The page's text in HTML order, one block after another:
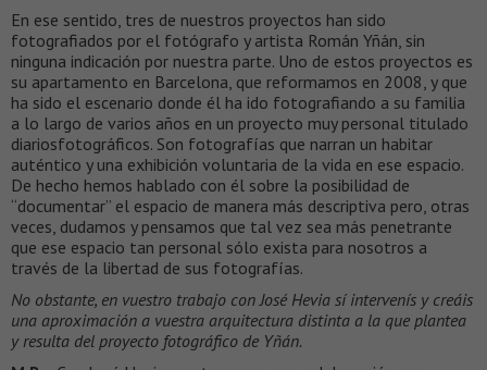
En ese sentido, tres de nuestros proyectos han sido
fotografiados por el fotógrafo y artista Román Yñán, sin
ninguna indicación por nuestra parte. Uno de estos proyectos es
su apartamento en Barcelona, que reformamos en 2008, y que
ha sido el escenario donde él ha ido fotografiando a su familia
a lo largo de varios años en un proyecto muy personal titulado
diariosfotográficos. Son fotografías que narran un habitar
auténtico y una exhibición voluntaria de la vida en ese espacio.
De hecho hemos hablado con él sobre la posibilidad de
“documentar” el espacio de manera más descriptiva pero, otras
veces, dudamos y pensamos que tal vez sea más penetrante
que ese espacio tan personal sólo exista para nosotros a
través de la libertad de sus fotografías.
No obstante, en vuestro trabajo con José Hevia sí intervenís y creáis
una aproximación a vuestra arquitectura distinta a la que plantea
y resulta del proyecto fotográfico de Yñán.